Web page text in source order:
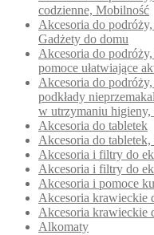
codzienne, Mobilność
Akcesoria do
Gadżety do domu
Akcesoria do
pomoce ułatwiające
Akcesoria do podróży,
podkłady
w utrzymaniu higieny,
Akcesoria do tabletek
Akcesoria do tabletek,
Akcesoria i filtry do
Akcesoria i filtry do
Akcesoria i pomoce
Akcesoria krawieckie
Akcesoria krawieckie
Alkomaty